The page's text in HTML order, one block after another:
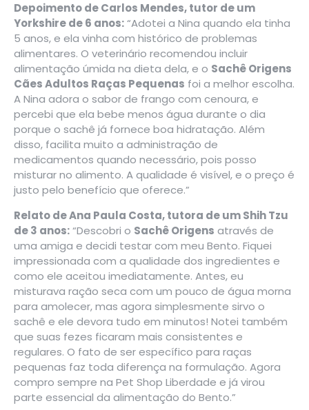
Depoimento de Carlos Mendes, tutor de um
Yorkshire de 6 anos:“Adotei a Nina quando ela tinha
5 anos, e ela vinha com histórico de problemas
alimentares. O veterinário recomendou incluir
alimentação úmida na dieta dela, e o Sachê Origens
Cães Adultos Raças Pequenas foi a melhor escolha.
A Nina adora o sabor de frango com cenoura, e
percebi que ela bebe menos água durante o dia
porque o sachê já fornece boa hidratação. Além
disso, facilita muito a administração de
medicamentos quando necessário, pois posso
misturar no alimento. A qualidade é visível, e o preço é
justo pelo benefício que oferece.”
Relato de Ana Paula Costa, tutora de um Shih Tzu
de 3 anos:“Descobri o Sachê Origens através de
uma amiga e decidi testar com meu Bento. Fiquei
impressionada com a qualidade dos ingredientes e
como ele aceitou imediatamente. Antes, eu
misturava ração seca com um pouco de água morna
para amolecer, mas agora simplesmente sirvo o
sachê e ele devora tudo em minutos! Notei também
que suas fezes ficaram mais consistentes e
regulares. O fato de ser específico para raças
pequenas faz toda diferença na formulação. Agora
compro sempre na Pet Shop Liberdade e já virou
parte essencial da alimentação do Bento.”